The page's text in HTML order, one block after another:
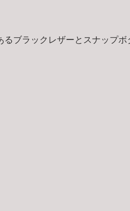
るブラックレザーとスナップ